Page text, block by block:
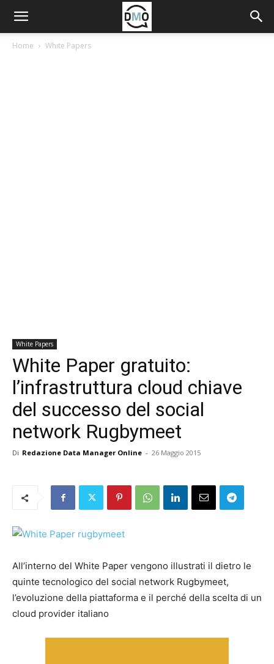
Home White Papers
White Papers
White Paper gratuito:
l’infrastruttura cloud chiave
del successo del social
network Rugbymeet
Di Redazione Data Manager Online - 26 Maggio 2015
All’interno del White Paper vengono illustrati il dietro le
quinte tecnologico del social network Rugbymeet,
l’evoluzione della piattaforma e il perché della scelta di un
cloud provider italiano